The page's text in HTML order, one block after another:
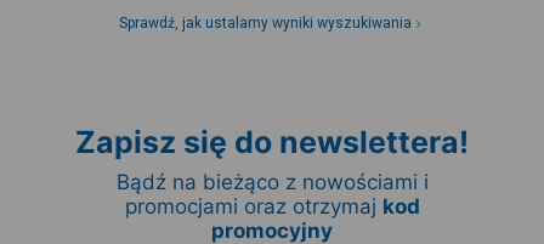
Sprawdź, jak ustalamy wyniki wyszukiwania
Zapisz się do newslettera!
Bądź na bieżąco z nowościami i
promocjami oraz otrzymaj kod
promocyjny